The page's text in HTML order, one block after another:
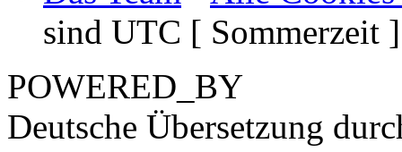
sind UTC [ Sommerzeit ]
POWERED_BY
Deutsche Übersetzung